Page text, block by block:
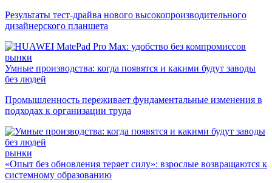
Результаты тест-драйва нового высокопроизводительного
дизайнерского планшета
рынки
Умные производства: когда появятся и какими будут заводы
без людей
Промышленность переживает фундаментальные изменения в
подходах к организации труда
рынки
«Опыт без обновления теряет силу»: взрослые возвращаются к
системному образованию